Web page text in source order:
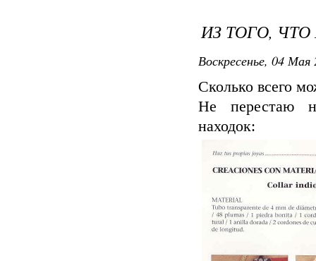
ИЗ ТОГО,
Воскресенье, 04
Сколько всего
Не перестаю
находок: